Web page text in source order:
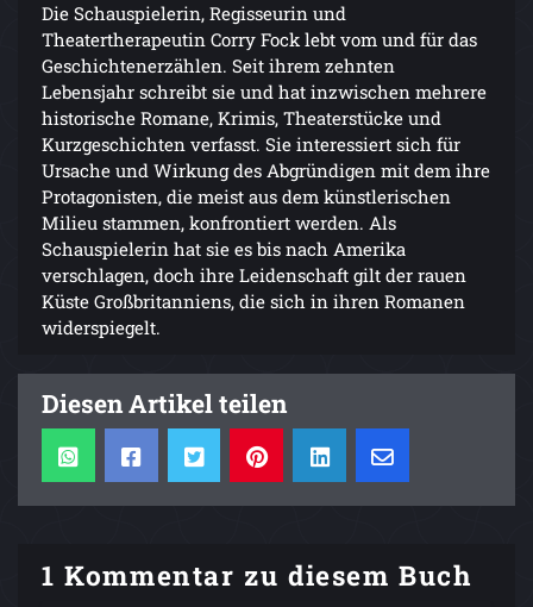
Die Schauspielerin, Regisseurin und
Theatertherapeutin Corry Fock lebt vom und für das
Geschichtenerzählen. Seit ihrem zehnten
Lebensjahr schreibt sie und hat inzwischen mehrere
historische Romane, Krimis, Theaterstücke und
Kurzgeschichten verfasst. Sie interessiert sich für
Ursache und Wirkung des Abgründigen mit dem ihre
Protagonisten, die meist aus dem künstlerischen
Milieu stammen, konfrontiert werden. Als
Schauspielerin hat sie es bis nach Amerika
verschlagen, doch ihre Leidenschaft gilt der rauen
Küste Großbritanniens, die sich in ihren Romanen
widerspiegelt.
Diesen Artikel teilen
1 Kommentar zu diesem Buch